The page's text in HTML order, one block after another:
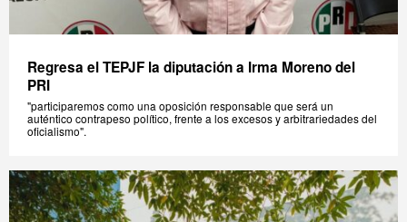
Regresa el TEPJF la diputación a Irma Moreno del
PRI
"participaremos como una oposición responsable que será un
auténtico contrapeso político, frente a los excesos y arbitrariedades del
oficialismo".